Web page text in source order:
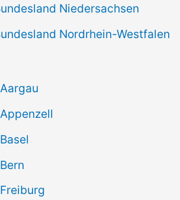
Niedersachsen
Nordrhein-Westfalen